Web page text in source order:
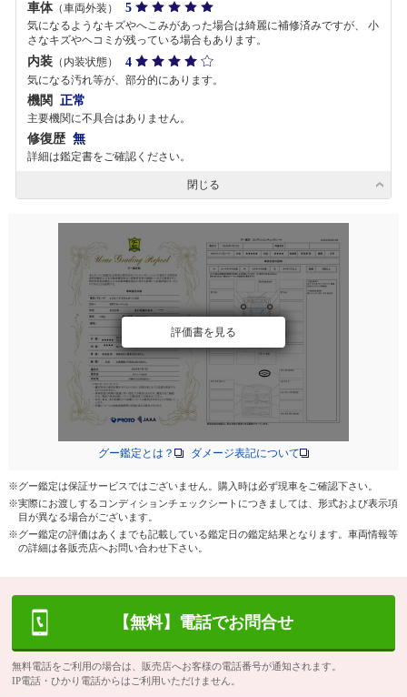
車体（車両外装） 5
気になるようなキズやへこみがあった場合は綺麗に補修済みですが、 小
さなキズやヘコミが残っている場合もあります。
内装 （内装状態） 4
気になる汚れ等が、部分的にあります。
機関 正常
主要機関に不具合はありません。
修復歴 無
詳細は鑑定書をご確認ください。
閉じる
評価書を見る
グー鑑定とは？ ダメージ表記について
※グー鑑定は保証サービスではございません。購入時は必ず現車をご確認下さい。
※実際にお渡しするコンディションチェックシートにつきましては、形式および表示項
目が異なる場合がございます。
※グー鑑定の評価はあくまでも記載している鑑定日の鑑定結果となります。車両情報等
の詳細は各販売店へお問い合わせ下さい。
【無料】電話でお問合せ
無料電話をご利用の場合は、販売店へお客様の電話番号が通知されます。
IP電話・ひかり電話からはご利用いただけません。